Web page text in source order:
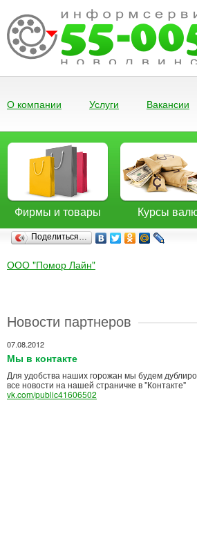
О компании Услуги Вакансии
Фирмы и товары Курсы
Поделиться…
ООО "Помор Лайн"
Новости партнеров
07.08.2012
Мы в контакте
Для удобства наших горожан мы будем
все новости на нашей страничке в "Контакте"
vk.com/public41606502